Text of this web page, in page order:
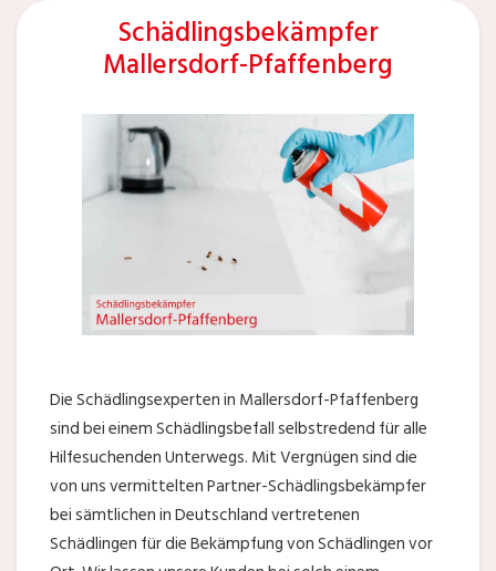
Schädlingsbekämpfer
Mallersdorf-Pfaffenberg
Die Schädlingsexperten in Mallersdorf-Pfaffenberg
sind bei einem Schädlingsbefall selbstredend für alle
Hilfesuchenden Unterwegs. Mit Vergnügen sind die
von uns vermittelten Partner-Schädlingsbekämpfer
bei sämtlichen in Deutschland vertretenen
Schädlingen für die Bekämpfung von Schädlingen vor